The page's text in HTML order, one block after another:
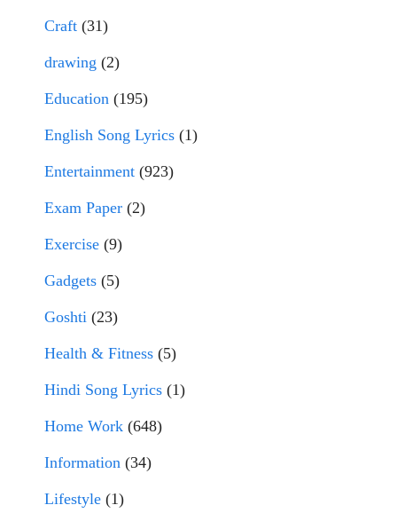
Craft (31)
drawing (2)
Education (195)
English Song Lyrics (1)
Entertainment (923)
Exam Paper (2)
Exercise (9)
Gadgets (5)
Goshti (23)
Health & Fitness (5)
Hindi Song Lyrics (1)
Home Work (648)
Information (34)
Lifestyle (1)